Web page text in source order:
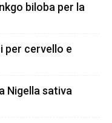
biloba per la
per cervello e
Nigella sativa